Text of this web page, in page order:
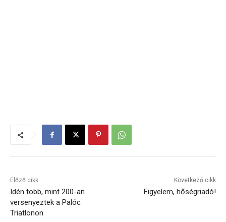
Előző cikk
Idén több, mint 200-an
versenyeztek a Palóc
Triatlonon
Következő cikk
Figyelem, hőségriadó!